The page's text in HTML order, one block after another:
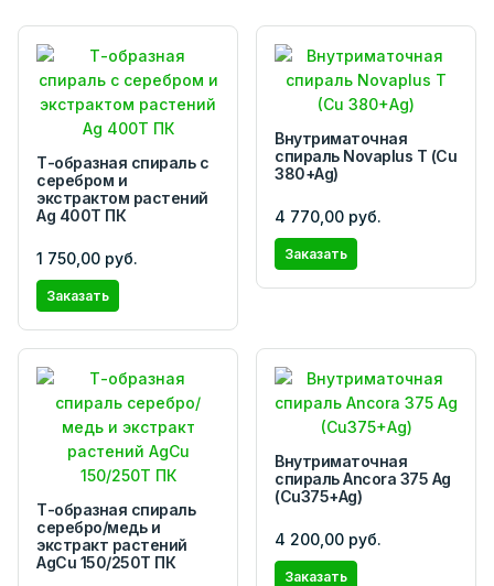
Т-образная спираль с
серебром и
экстрактом растений
Ag 400T ПК
1 750,00 руб.
Заказать
Внутриматочная
спираль Novaplus T (Cu
380+Ag)
4 770,00 руб.
Заказать
Т-образная спираль
серебро/медь и
экстракт растений
AgCu 150/250Т ПК
Внутриматочная
спираль Ancora 375 Ag
(Cu375+Ag)
4 200,00 руб.
Заказать